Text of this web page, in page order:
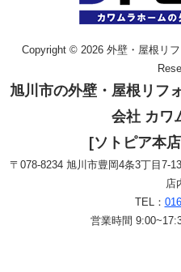
Copyright © 2026 外壁・屋根リ
旭川市の外壁・屋根リフ
会社 カワ
[ソトピア本
〒078-8234 旭川市豊岡4条3丁目7-
店
TEL：
営業時間